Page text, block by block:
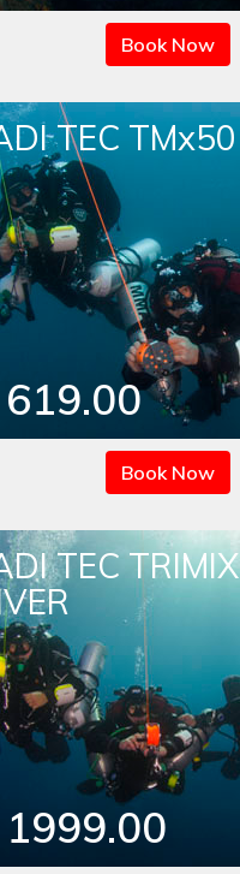
Book Now
TEC TMx50
Book Now
TEC TRIMIX